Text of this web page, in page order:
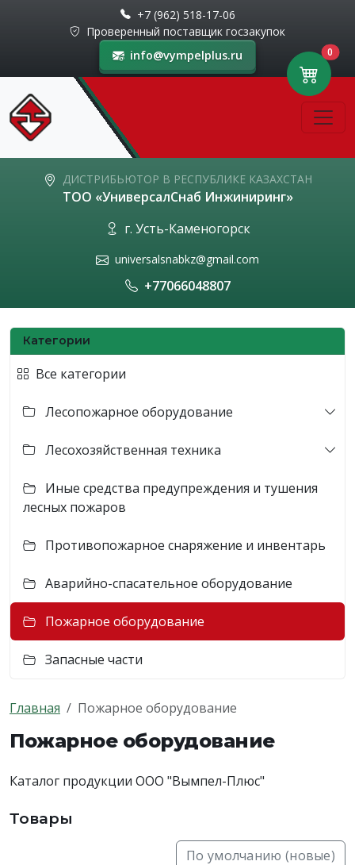
+7 (962) 518-17-06
Проверенный поставщик госзакупок
info@vympelplus.ru
ДИСТРИБЬЮТОР В РЕСПУБЛИКЕ КАЗАХСТАН
ТОО «УниверсалСнаб Инжиниринг»
г. Усть-Каменогорск
universalsnabkz@gmail.com
+77066048807
Категории
Все категории
Лесопожарное оборудование
Лесохозяйственная техника
Иные средства предупреждения и тушения
лесных пожаров
Противопожарное снаряжение и инвентарь
Аварийно-спасательное оборудование
Пожарное оборудование
Запасные части
Главная Пожарное оборудование
Пожарное оборудование
Каталог продукции ООО "Вымпел-Плюс"
Товары
По умолчанию (новые)
0